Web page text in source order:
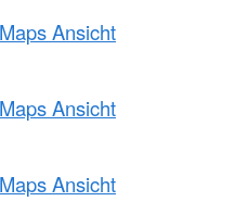
Ansicht
Ansicht
Ansicht